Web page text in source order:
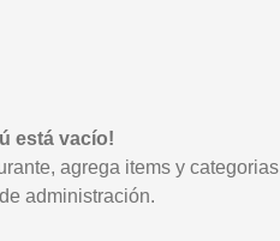
está vacío!
agrega items y categorias
administración.